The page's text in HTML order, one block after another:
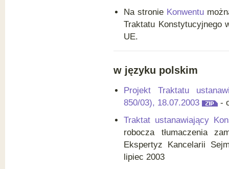
Na stronie Konwentu
Traktatu Konstytucyjnego
UE.
w języku polskim
Projekt Traktatu
850/03), 18.07.2003
-
Traktat ustanawiający
robocza tłumaczenia
Ekspertyz Kancelarii
lipiec 2003